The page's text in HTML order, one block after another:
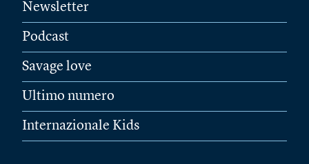
Newsletter
Podcast
Savage love
Ultimo numero
Internazionale Kids